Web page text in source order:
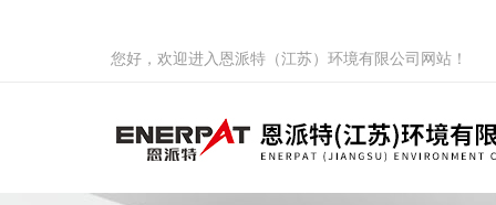
您好，欢迎进入恩派特（江苏）环境有限公司网站！